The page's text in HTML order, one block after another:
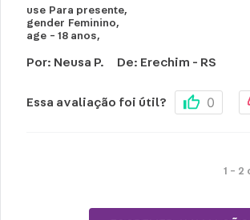
use Para presente,
gender Feminino,
age - 18 anos,
Por: Neusa P. De: Erechim - RS
Essa avaliação foi útil? 0
1 - 2